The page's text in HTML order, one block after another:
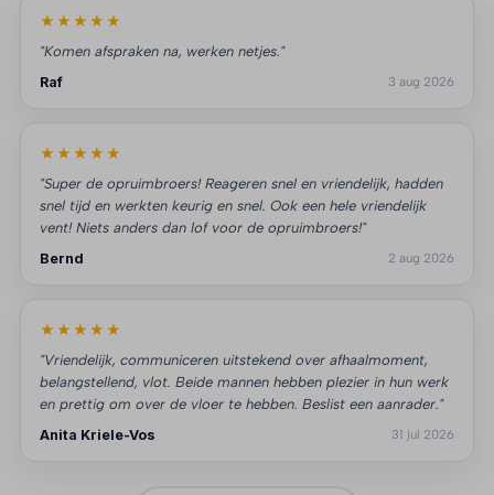
★★★★★
"Komen afspraken na, werken netjes."
Raf
3 aug 2026
★★★★★
"Super de opruimbroers! Reageren snel en vriendelijk, hadden
snel tijd en werkten keurig en snel. Ook een hele vriendelijk
vent! Niets anders dan lof voor de opruimbroers!"
Bernd
2 aug 2026
★★★★★
"Vriendelijk, communiceren uitstekend over afhaalmoment,
belangstellend, vlot. Beide mannen hebben plezier in hun werk
en prettig om over de vloer te hebben. Beslist een aanrader."
Anita Kriele-Vos
31 jul 2026